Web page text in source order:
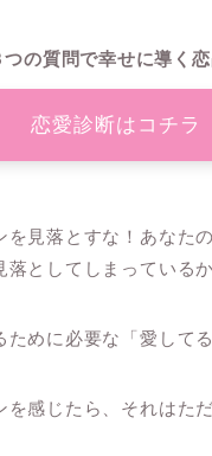
つの質問で幸せに導く恋
恋愛診断はコチラ
見落とすな！あなた
としてしまっている
めに必要な「愛して
感じたら、それはた